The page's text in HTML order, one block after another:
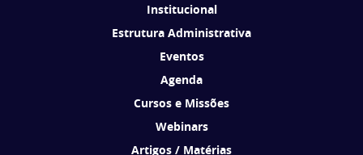
Institucional
Estrutura Administrativa
Eventos
Agenda
Cursos e Missões
Webinars
Artigos / Matérias